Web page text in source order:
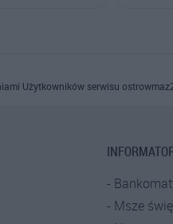
Użytkowników serwisu
Msze